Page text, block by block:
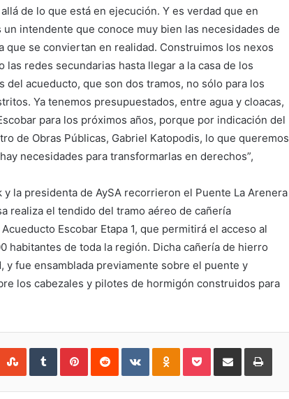
de lo que está en ejecución. Y es verdad que en
intendente que conoce muy bien las necesidades de
que se conviertan en realidad. Construimos los nexos
redes secundarias hasta llegar a la casa de los
acueducto, que son dos tramos, no sólo para los
Ya tenemos presupuestados, entre agua y cloacas,
para los próximos años, porque por indicación del
de Obras Públicas, Gabriel Katopodis, lo que queremos
necesidades para transformarlas en derechos”,
la presidenta de AySA recorrieron el Puente La Arenera
realiza el tendido del tramo aéreo de cañería
Escobar Etapa 1, que permitirá el acceso al
habitantes de toda la región. Dicha cañería de hierro
fue ensamblada previamente sobre el puente y
los cabezales y pilotes de hormigón construidos para
StumbleUpon
TumblrPinterestReddit VKontakteOdnoklassniki
PocketShare
Email
Print